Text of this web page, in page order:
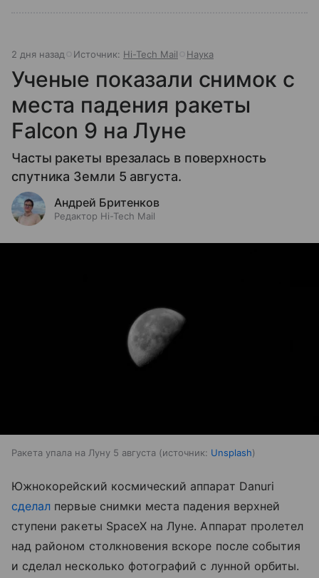
2 дня назад Источник: Hi-Tech Mail Наука
Ученые показали снимок с
места падения ракеты
Falcon 9 на Луне
Часты ракеты врезалась в поверхность
спутника Земли 5 августа.
Андрей Бритенков
Редактор Hi-Tech Mail
Ракета упала на Луну 5 августа источник: Unsplash
Южнокорейский космический аппарат Danuri
сделал первые снимки места падения верхней
ступени ракеты SpaceX на Луне. Аппарат пролетел
над районом столкновения вскоре после события
и сделал несколько фотографий с лунной орбиты.